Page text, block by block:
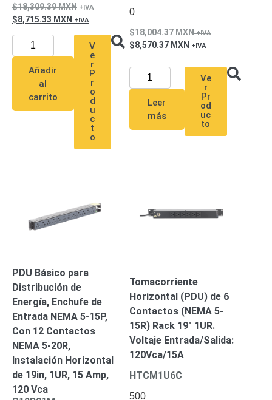
IP
MegapixelTurboHD
de 4
Canales
TurboHD
de 8
Canales
Monitores
Pantallas
Videowall
Seguridad
Protección
Corriente
AlternaCorriente
Directa
Servidores
/
Almacenamiento
Accesorios
Duros
Mecánicos
(HDD)
18,309.39MXN
8,715.33 MXN
Añadir
al
carrito
V
e
r
P
r
o
d
u
c
t
o
0
18,004.37MXN
8,570.37 MXN
Leer
más
Ve
r
Pr
od
uc
to
PDU Básico para
Distribución de
Energía, Enchufe de
Entrada NEMA 5-15P,
Con 12 Contactos
NEMA 5-20R,
Instalación Horizontal
de 19in, 1UR, 15 Amp,
120 Vca
Tomacorriente
Horizontal (PDU) de 6
Contactos (NEMA 5-
15R) Rack 19″ 1UR.
Voltaje Entrada/Salida:
120Vca/15A
HTCM1U6C
500